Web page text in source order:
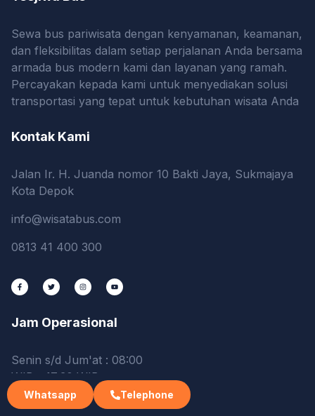
Sewa bus pariwisata dengan kenyamanan, keamanan,
dan fleksibilitas dalam setiap perjalanan Anda bersama
armada bus modern kami dan layanan yang ramah.
Percayakan kepada kami untuk menyediakan solusi
transportasi yang tepat untuk kebutuhan wisata Anda
Kontak Kami
Jalan Ir. H. Juanda nomor 10 Bakti Jaya, Sukmajaya
Kota Depok
info@wisatabus.com
0813 41 400 300
Jam Operasional
Senin s/d Jum'at : 08:00
WIB - 17:30 WIB
Sabtu : 08:00 WIB - 12:00
Whatsapp Telephone